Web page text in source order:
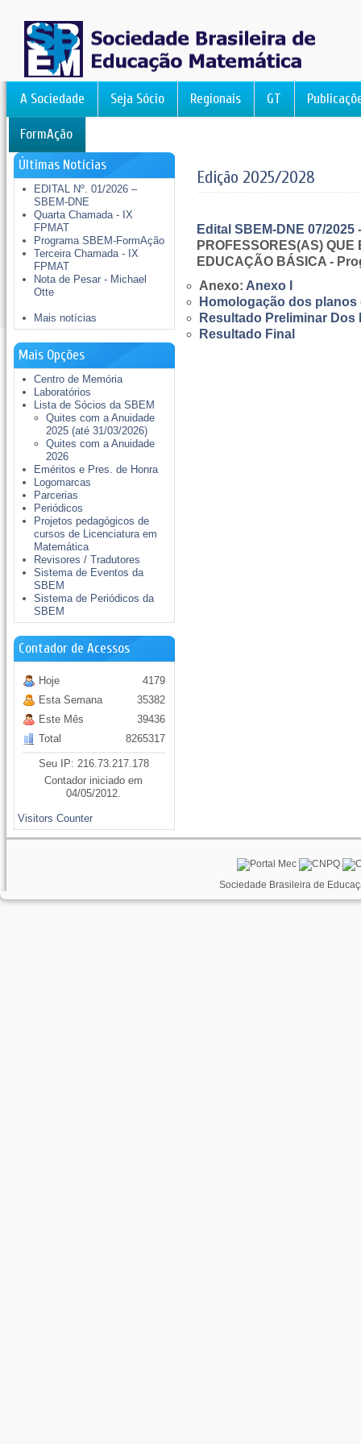
A Sociedade Seja Sócio Regionais GT
FormAção
Últimas Notícias
EDITAL Nº. 01/2026 –
SBEM-DNE
Quarta Chamada - IX
FPMAT
Programa SBEM-FormAção
Terceira Chamada - IX
FPMAT
Nota de Pesar - Michael
Otte
Mais notícias
Mais Opções
Centro de Memória
Laboratórios
Lista de Sócios da SBEM
Quites com a Anuidade
2025 (até 31/03/2026)
Quites com a Anuidade
2026
Eméritos e Pres. de Honra
Logomarcas
Parcerias
Periódicos
Projetos pedagógicos de
cursos de Licenciatura em
Matemática
Revisores / Tradutores
Sistema de Eventos da
SBEM
Sistema de Periódicos da
SBEM
Contador de Acessos
Hoje
Esta Semana
Este Mês
Total
4179
35382
39436
8265317
Seu IP: 216.73.217.178
Contador iniciado em
04/05/2012.
Visitors Counter
Edição 2025/2028
Edital SBEM-DNE 07/2025
PROFESSORES(AS)
EDUCAÇÃO BÁSICA -
Anexo: Anexo I
Homologação dos planos
Resultado Preliminar
Resultado Final
Sociedade Brasileira de